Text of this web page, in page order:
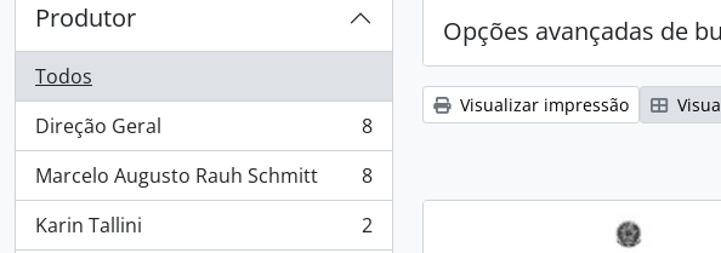
Produtor
Todos
Direção Geral
, 8 resultados
8
Marcelo Augusto Rauh Schmitt
, 8 resultados
8
Karin Tallini
, 2 resultados
2
Opções avançadas de
Visualizar impressão